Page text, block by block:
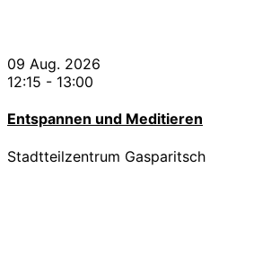
09 Aug. 2026
12:15 - 13:00
Entspannen und Meditieren
Stadtteilzentrum Gasparitsch